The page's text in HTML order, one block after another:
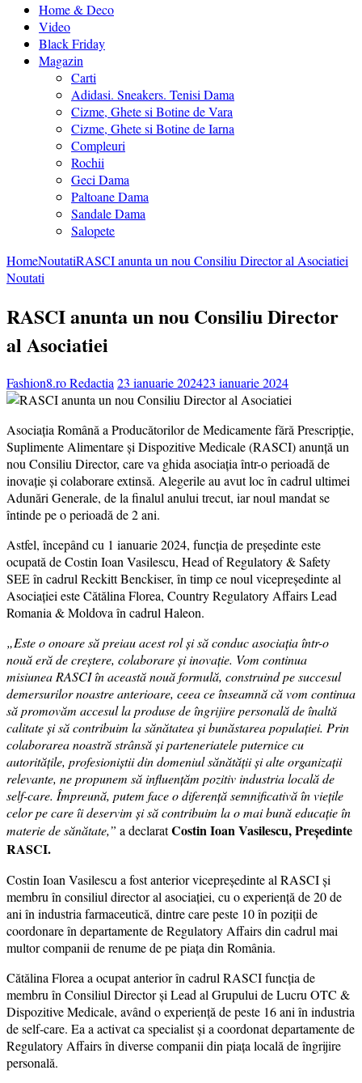
Home & Deco
Video
Black Friday
Magazin
Carti
Adidasi. Sneakers. Tenisi Dama
Cizme, Ghete si Botine de Vara
Cizme, Ghete si Botine de Iarna
Compleuri
Rochii
Geci Dama
Paltoane Dama
Sandale Dama
Salopete
HomeNoutatiRASCI anunta un nou Consiliu Director al Asociatiei
Noutati
RASCI anunta un nou Consiliu Director
al Asociatiei
Fashion8.ro Redactia23 ianuarie 202423 ianuarie 2024
Asociația Română a Producătorilor de Medicamente fără Prescripție,
Suplimente Alimentare și Dispozitive Medicale (RASCI) anunță un
nou Consiliu Director, care va ghida asociația într-o perioadă de
inovație și colaborare extinsă. Alegerile au avut loc în cadrul ultimei
Adunări Generale, de la finalul anului trecut, iar noul mandat se
întinde pe o perioadă de 2 ani.
Astfel, începând cu 1 ianuarie 2024, funcția de președinte este
ocupată de Costin Ioan Vasilescu, Head of Regulatory & Safety
SEE în cadrul Reckitt Benckiser, în timp ce noul vicepreședinte al
Asociației este Cătălina Florea, Country Regulatory Affairs Lead
Romania & Moldova în cadrul Haleon.
„Este o onoare să preiau acest rol și să conduc asociația într-o
nouă eră de creștere, colaborare și inovație. Vom continua
misiunea RASCI în această nouă formulă, construind pe succesul
demersurilor noastre anterioare, ceea ce înseamnă că vom continua
să promovăm accesul la produse de îngrijire personală de înaltă
calitate și să contribuim la sănătatea și bunăstarea populației. Prin
colaborarea noastră strânsă și parteneriatele puternice cu
autoritățile, profesioniștii din domeniul sănătății și alte organizații
relevante, ne propunem să influențăm pozitiv industria locală de
self-care. Împreună, putem face o diferență semnificativă în viețile
celor pe care îi deservim și să contribuim la o mai bună educație în
materie de sănătate,” a declaratCostin Ioan Vasilescu, Președinte
RASCI.
Costin Ioan Vasilescu a fost anterior vicepreședinte al RASCI și
membru în consiliul director al asociației, cu o experiență de 20 de
ani în industria farmaceutică, dintre care peste 10 în poziții de
coordonare în departamente de Regulatory Affairs din cadrul mai
multor companii de renume de pe piața din România.
Cătălina Florea a ocupat anterior în cadrul RASCI funcția de
membru în Consiliul Director și Lead al Grupului de Lucru OTC &
Dispozitive Medicale, având o experiență de peste 16 ani în industria
de self-care. Ea a activat ca specialist și a coordonat departamente de
Regulatory Affairs în diverse companii din piața locală de îngrijire
personală.